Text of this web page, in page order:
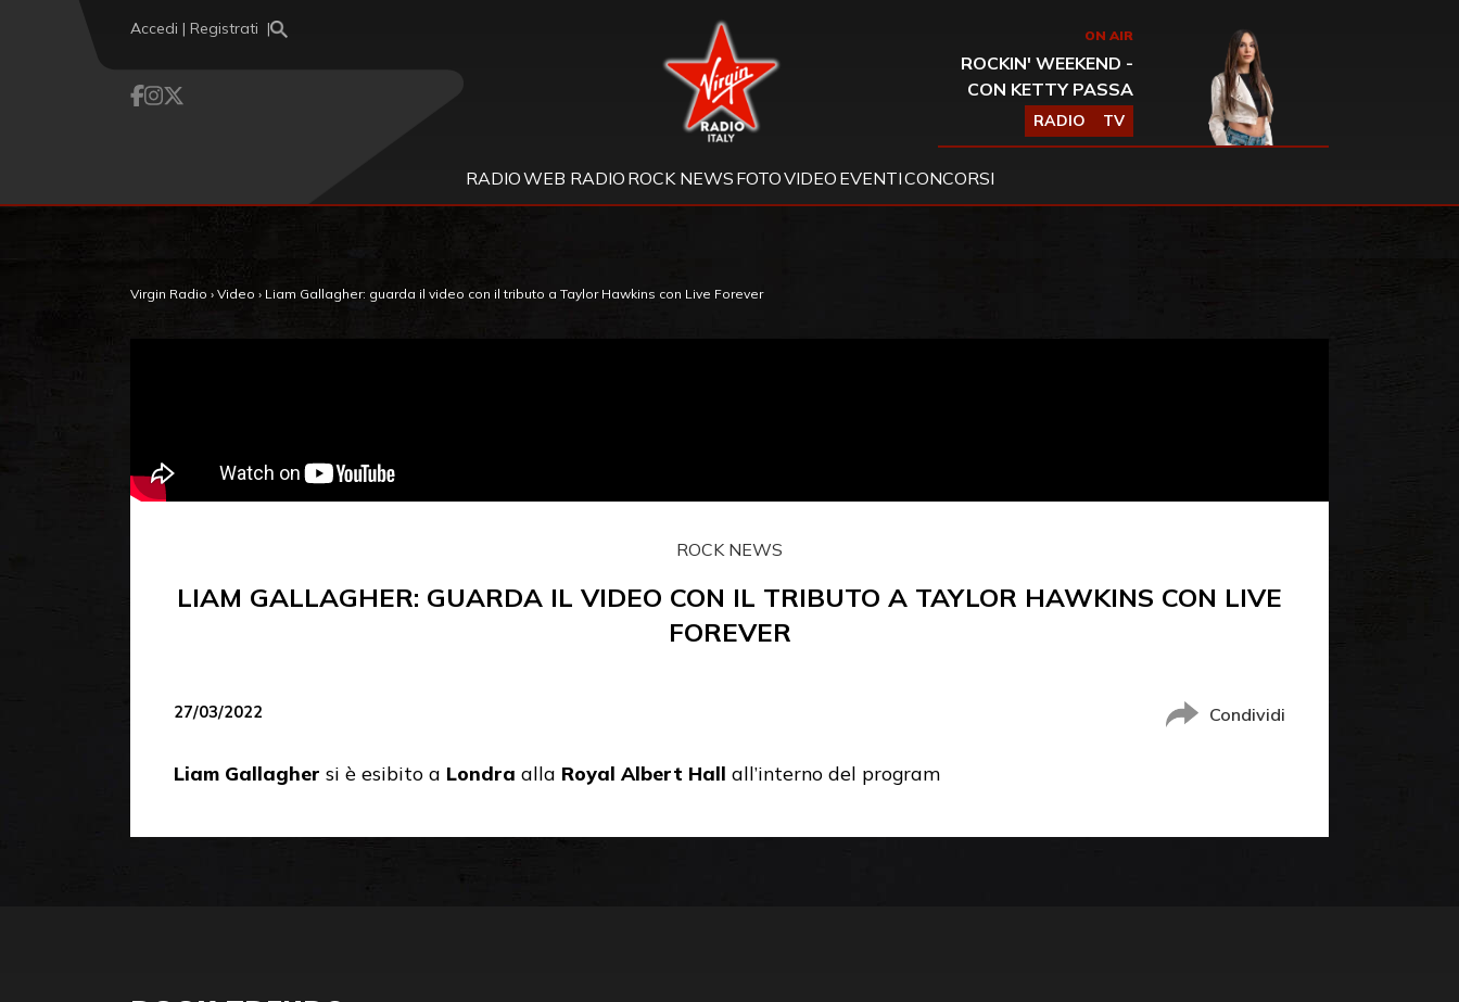
Accedi | Registrati Virgin Radio ON AIR
ROCKIN' WEEKEND -
CON KETTY PASSA
RADIO TV
RADIOWEB RADIO ROCK NEWS FOTOVIDEO EVENTICONCORSI
Virgin Radio › Video › Liam Gallagher: guarda il video con il tributo a Taylor Hawkins con Live Forever
ROCK NEWS
LIAM GALLAGHER: GUARDA IL VIDEO CON IL TRIBUTO A TAYLOR HAWKINS CON LIVE
FOREVER
27/03/2022 Condividi
Liam Gallagher si è esibito a Londra alla Royal Albert Hall all’interno del program